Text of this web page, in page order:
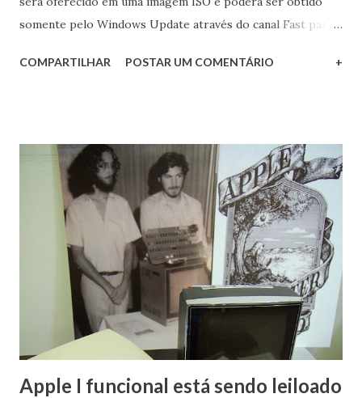
somente pelo Windows Update através do canal Fast para
atualizando as minhas máquinas (reais e virtuais) para
COMPARTILHAR POSTAR UM COMENTÁRIO +
Apple I funcional está sendo leiloado